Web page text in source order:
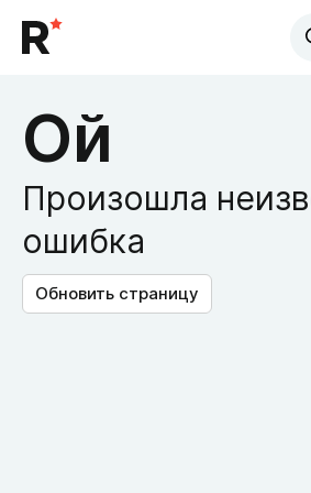
Ой
Произошла
ошибка
Обновить страницу